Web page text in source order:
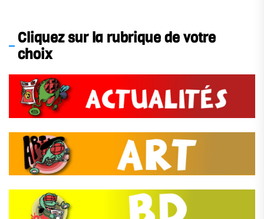
Cliquez sur la rubrique de votre
choix